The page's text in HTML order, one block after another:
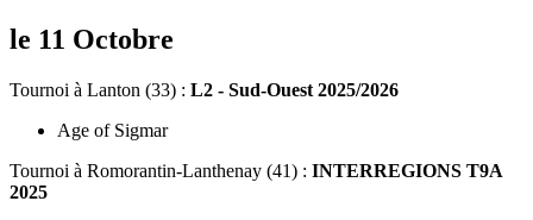
le 11 Octobre
Tournoi à Lanton (33) : L2 - Sud-Ouest 2025/2026
Age of Sigmar
Tournoi à Romorantin-Lanthenay (41) : INTERREGIONS T9A
2025